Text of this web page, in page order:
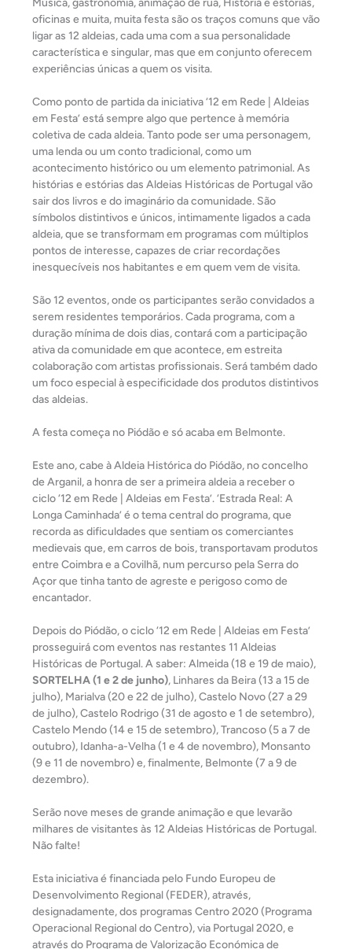
Música, gastronomia, animação de rua, História e estórias,
oficinas e muita, muita festa são os traços comuns que vão
ligar as 12 aldeias, cada uma com a sua personalidade
característica e singular, mas que em conjunto oferecem
experiências únicas a quem os visita.
Como ponto de partida da iniciativa ‘12 em Rede | Aldeias
em Festa’ está sempre algo que pertence à memória
coletiva de cada aldeia. Tanto pode ser uma personagem,
uma lenda ou um conto tradicional, como um
acontecimento histórico ou um elemento patrimonial. As
histórias e estórias das Aldeias Históricas de Portugal vão
sair dos livros e do imaginário da comunidade. São
símbolos distintivos e únicos, intimamente ligados a cada
aldeia, que se transformam em programas com múltiplos
pontos de interesse, capazes de criar recordações
inesquecíveis nos habitantes e em quem vem de visita.
São 12 eventos, onde os participantes serão convidados a
serem residentes temporários. Cada programa, com a
duração mínima de dois dias, contará com a participação
ativa da comunidade em que acontece, em estreita
colaboração com artistas profissionais. Será também dado
um foco especial à especificidade dos produtos distintivos
das aldeias.
A festa começa no Piódão e só acaba em Belmonte.
Este ano, cabe à Aldeia Histórica do Piódão, no concelho
de Arganil, a honra de ser a primeira aldeia a receber o
ciclo ‘12 em Rede | Aldeias em Festa’. ‘Estrada Real: A
Longa Caminhada’ é o tema central do programa, que
recorda as dificuldades que sentiam os comerciantes
medievais que, em carros de bois, transportavam produtos
entre Coimbra e a Covilhã, num percurso pela Serra do
Açor que tinha tanto de agreste e perigoso como de
encantador.
Depois do Piódão, o ciclo ‘12 em Rede | Aldeias em Festa’
prosseguirá com eventos nas restantes 11 Aldeias
Históricas de Portugal. A saber: Almeida (18 e 19 de maio),
SORTELHA (1 e 2 de junho), Linhares da Beira (13 a 15 de
julho), Marialva (20 e 22 de julho), Castelo Novo (27 a 29
de julho), Castelo Rodrigo (31 de agosto e 1 de setembro),
Castelo Mendo (14 e 15 de setembro), Trancoso (5 a 7 de
outubro), Idanha-a-Velha (1 e 4 de novembro), Monsanto
(9 e 11 de novembro) e, finalmente, Belmonte (7 a 9 de
dezembro).
Serão nove meses de grande animação e que levarão
milhares de visitantes às 12 Aldeias Históricas de Portugal.
Não falte!
Esta iniciativa é financiada pelo Fundo Europeu de
Desenvolvimento Regional (FEDER), através,
designadamente, dos programas Centro 2020 (Programa
Operacional Regional do Centro), via Portugal 2020, e
através do Programa de Valorização Económica de